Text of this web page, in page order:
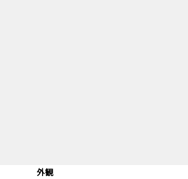
間取り図
外観
室内
キッチン
その他内観
その他内観
室内
室内
キッチン
洗面
バス
その他内観
室内
室内
室内
室内
室内
室内
室内
収納
室内
室内
室内
室内
室内
室内
室内
室内
収納
玄関